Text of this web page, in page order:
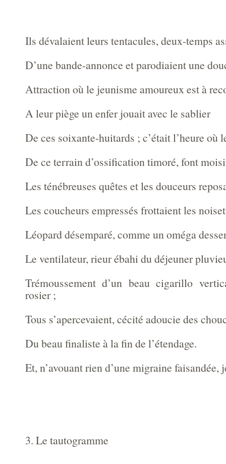
Ils dévalaient leurs tentacules, deux-temps
D’une bande-annonce et parodiaient une
Attraction où le jeunisme amoureux est à
A leur piège un enfer jouait avec le sablier
De ces soixante-huitards ; c’était l’heure où
De ce terrain d’ossification timoré, font
Les ténébreuses quêtes et les douceurs
Les coucheurs empressés frottaient les
Léopard désemparé, comme un oméga
Le ventilateur, rieur ébahi du déjeuner
Trémoussement d’un beau cigarillo
rosier ;
Tous s’apercevaient, cécité adoucie des
Du beau finaliste à la fin de l’étendage.
Et, n’avouant rien d’une migraine faisandée,
3. Le tautogramme